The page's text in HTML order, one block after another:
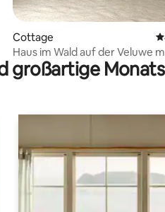
Cottage
Haus im Wald auf der Veluwe
Holzofen.
großartige